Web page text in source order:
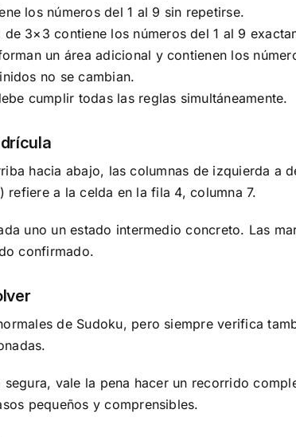
los números del 1 al 9 sin repetirse.
3×3 contiene los números del 1 al 9
un área adicional y contienen los
no se cambian.
cumplir todas las reglas simultáneamente.
hacia abajo, las columnas de izquierda
refiere a la celda en la fila 4, columna 7.
uno un estado intermedio concreto. Las
confirmado.
de Sudoku, pero siempre verifica
segura, vale la pena hacer un recorrido
pequeños y comprensibles.